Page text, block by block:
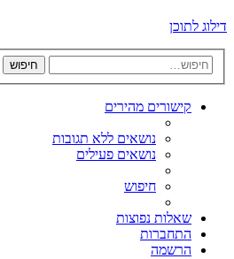
דילוג לתוכן
חיפוש
קישורים מהירים
נושאים ללא תגובות
נושאים פעילים
חיפוש
שאלות נפוצות
התחברות
הרשמה